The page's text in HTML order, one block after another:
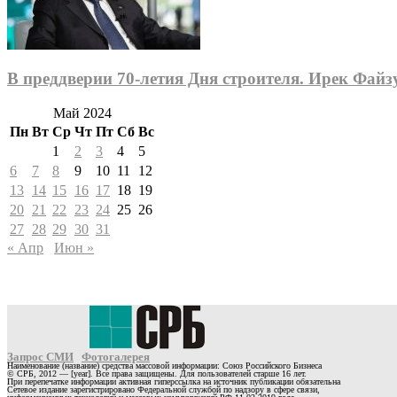
В преддверии 70-летия Дня строителя. Ирек
Май 2024
Пн Вт Ср Чт Пт Сб Вс
1
2 3 4
5
6
7 8 9 10 11
12
13 14 15 16 17 18 19
20 21 22 23 24 25 26
27 28 29 30 31
« Апр
Июн »
Запрос СМИ Фотогалерея
Наименование (название) средства массовой информации: Союз Российского Бизнеса
© СРБ, 2012 — [year]. Все права защищены. Для пользователей старше 16 лет.
При перепечатке информации активная гиперссылка на источник публикации обязательна
Сетевое издание зарегистрировано Федеральной службой по надзору в сфере связи,